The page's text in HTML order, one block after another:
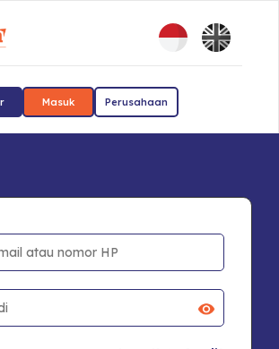
Masuk Perusahaan